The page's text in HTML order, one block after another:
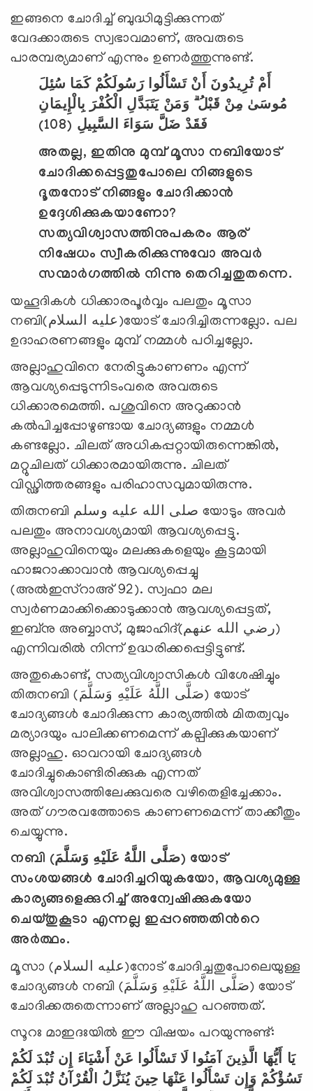
ഇങ്ങനെ ചോദിച്ച് ബുദ്ധിമുട്ടിക്കുന്നത്
വേദക്കാരുടെ സ്വഭാവമാണ്, അവരുടെ
പാരമ്പര്യമാണ് എന്നും ഉണര്‍ത്തുന്നുണ്ട്.
أَمْ تُرِيدُونَ أَنْ تَسْأَلُوا رَسُولَكُمْ كَمَا سُئِلَ
مُوسَىٰ مِنْ قَبْلُ ۗ وَمَنْ يَتَبَدَّلِ الْكُفْرَ بِالْإِيمَانِ
فَقَدْ ضَلَّ سَوَاءَ السَّبِيلِ (108)
അതല്ല, ഇതിനു മുമ്പ് മൂസാ നബിയോട്
ചോദിക്കപ്പെട്ടതുപോലെ നിങ്ങളുടെ
ദൂതനോട് നിങ്ങളും ചോദിക്കാന്‍
ഉദ്ദേശിക്കുകയാണോ?
സത്യവിശ്വാസത്തിനുപകരം ആര്
നിഷേധം സ്വീകരിക്കുന്നുവോ അവര്‍
സന്മാര്‍ഗത്തില്‍ നിന്നു തെറിച്ചതുതന്നെ.
യഹൂദികള്‍ ധിക്കാരപൂര്‍വ്വം പലതും മൂസാ
നബി(عليه السلام)യോട് ചോദിച്ചിരുന്നല്ലോ. പല
ഉദാഹരണങ്ങളും മുമ്പ് നമ്മള്‍ പഠിച്ചല്ലോ.
അല്ലാഹുവിനെ നേരിട്ടുകാണണം എന്ന്
ആവശ്യപ്പെടുന്നിടംവരെ അവരുടെ
ധിക്കാരമെത്തി. പശുവിനെ അറുക്കാന്‍
കല്‍പിച്ചപ്പോഴുണ്ടായ ചോദ്യങ്ങളും നമ്മള്‍
കണ്ടല്ലോ. ചിലത് അധികപ്പറ്റായിരുന്നെങ്കില്‍,
മറ്റുചിലത് ധിക്കാരമായിരുന്നു. ചിലത്
വിഡ്ഢിത്തരങ്ങളും പരിഹാസവുമായിരുന്നു.
തിരുനബി صلى الله عليه وسلم യോടും അവര്‍
പലതും അനാവശ്യമായി ആവശ്യപ്പെട്ടു.
അല്ലാഹുവിനെയും മലക്കുകളെയും കൂട്ടമായി
ഹാജറാക്കാവാന്‍ ആവശ്യപ്പെച്ചു
(അല്‍ഇസ്‌റാഅ് 92). സ്വഫാ മല
സ്വര്‍ണമാക്കിക്കൊടുക്കാന്‍ ആവശ്യപ്പെട്ടത്,
ഇബ്‌നു അബ്ബാസ്, മുജാഹിദ്(رضي الله عنهم)
എന്നിവരില്‍ നിന്ന് ഉദ്ധരിക്കപ്പെട്ടിട്ടുണ്ട്.
അതുകൊണ്ട്, സത്യവിശ്വാസികള്‍ വിശേഷിച്ചും
തിരുനബി (صَلَّى اللَّهُ عَلَيْهِ وَسَلَّمَ) യോട്
ചോദ്യങ്ങള്‍ ചോദിക്കുന്ന കാര്യത്തില്‍ മിതത്വവും
മര്യാദയും പാലിക്കണമെന്ന് കല്പിക്കുകയാണ്
അല്ലാഹു. ഓവറായി ചോദ്യങ്ങള്‍
ചോദിച്ചുകൊണ്ടിരിക്കുക എന്നത്
അവിശ്വാസത്തിലേക്കുവരെ വഴിതെളിച്ചേക്കാം.
അത് ഗൗരവത്തോടെ കാണണമെന്ന് താക്കീതും
ചെയ്യുന്നു.
നബി ( صَلَّى اللَّهُ عَلَيْهِ وَسَلَّمَ
) യോട്
സംശയങ്ങള്‍ ചോദിച്ചറിയുകയോ, ആവശ്യമുള്ള
കാര്യങ്ങളെക്കുറിച്ച് അന്വേഷിക്കുകയോ
ചെയ്തുകൂടാ എന്നല്ല ഇപ്പറഞ്ഞതിന്‍റെ
അര്‍ത്ഥം.
മൂസാ (عليه السلام)നോട് ചോദിച്ചതുപോലെയുള്ള
ചോദ്യങ്ങള്‍ നബി (صَلَّى اللَّهُ عَلَيْهِ وَسَلَّمَ) യോട്
ചോദിക്കരുതെന്നാണ് അല്ലാഹു പറഞ്ഞത്.
സൂറഃ മാഇദഃയില്‍ ഈ വിഷയം പറയുന്നുണ്ട്:
يَا أَيُّهَا الَّذِينَ آمَنُوا لَا تَسْأَلُوا عَنْ أَشْيَاءَ إِن تُبْدَ لَكُمْ
تَسُؤْكُمْ وَإِن تَسْأَلُوا عَنْهَا حِينَ يُنَزَّلُ الْقُرْآنُ تُبْدَ لَكُمْ